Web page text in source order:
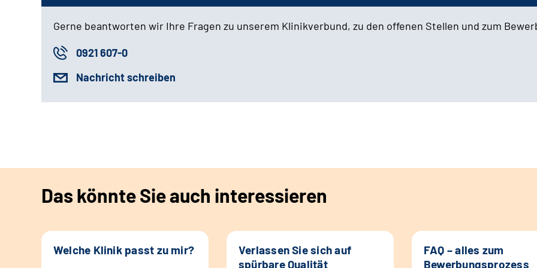
Gerne beantworten wir Ihre Fragen zu unserem Klinikverbund, zu den offenen Stellen und zum
0921 607-0
Nachricht schreiben
Das könnte Sie auch interessieren
Welche Klinik passt zu mir?
Verlassen Sie sich auf
spürbare Qualität
FAQ – alles zum
Bewerbungsprozess